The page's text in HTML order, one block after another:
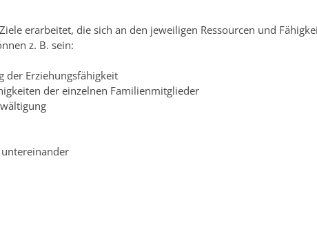
erarbeitet, die sich an den jeweiligen Ressourcen und
z. B. sein:
der Erziehungsfähigkeit
der einzelnen Familienmitglieder